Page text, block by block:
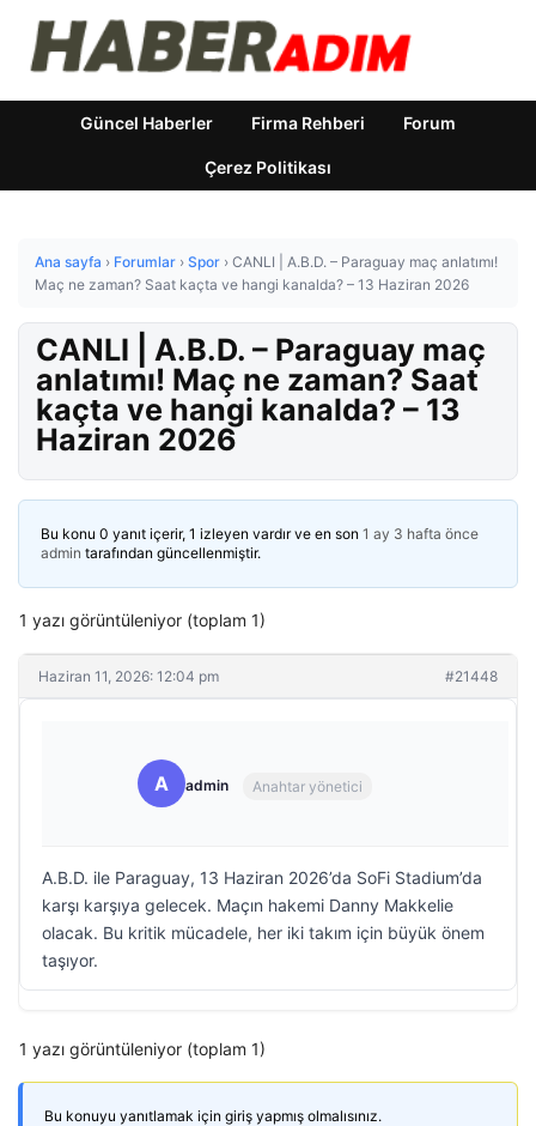
Güncel Haberler Firma Rehberi Forum
Çerez Politikası
Ana sayfa › Forumlar › Spor › CANLI | A.B.D. – Paraguay maç anlatımı!
Maç ne zaman? Saat kaçta ve hangi kanalda? – 13 Haziran 2026
CANLI | A.B.D. – Paraguay maç
anlatımı! Maç ne zaman? Saat
kaçta ve hangi kanalda? – 13
Haziran 2026
Bu konu 0 yanıt içerir, 1 izleyen vardır ve en son 1 ay 3 hafta önce
admin tarafından güncellenmiştir.
1 yazı görüntüleniyor (toplam 1)
Haziran 11, 2026: 12:04 pm #21448
A admin Anahtar yönetici
A.B.D. ile Paraguay, 13 Haziran 2026’da SoFi Stadium’da
karşı karşıya gelecek. Maçın hakemi Danny Makkelie
olacak. Bu kritik mücadele, her iki takım için büyük önem
taşıyor.
1 yazı görüntüleniyor (toplam 1)
Bu konuyu yanıtlamak için giriş yapmış olmalısınız.